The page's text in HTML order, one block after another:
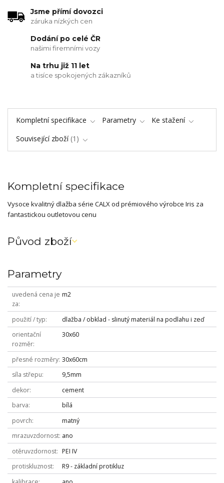
Jsme přímí dovozci
záruka nízkých cen
Dodání po celé ČR
našimi firemními vozy
Na trhu již 11 let
a tisíce spokojených zákazníků
Kompletní specifikace Parametry
Ke stažení
Související zboží 1
Kompletní specifikace
Vysoce kvalitný dlažba série CALX od prémiového výrobce Iris za
fantastickou outletovou cenu
Původ zboží
Parametry
uvedená cena je
za
m2
použití / typ
dlažba / obklad - slinutý materiál na podlahu i zeď
orientační
rozměr
30x60
přesné rozměry 30x60cm
síla střepu
9,5mm
dekor
cement
barva
bílá
povrch
matný
mrazuvzdornost ano
otěruvzdornost
PEI IV
protiskluznost
R9 - základní protikluz